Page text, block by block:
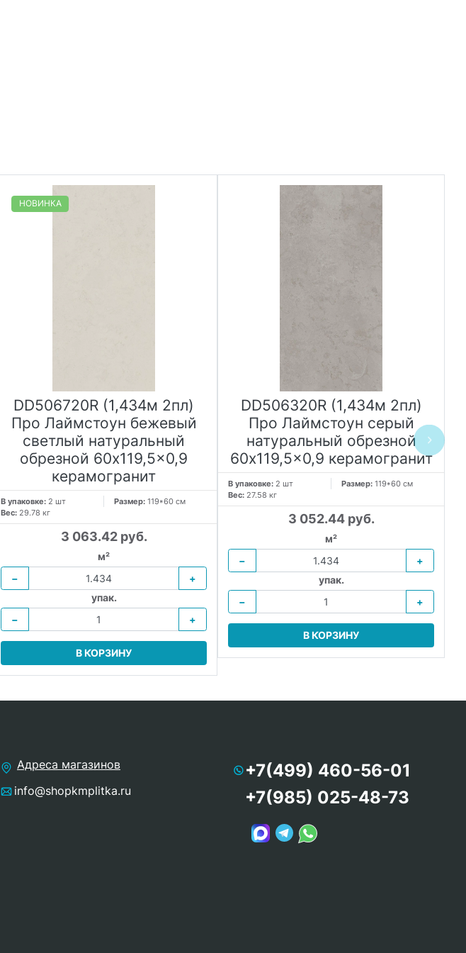
НОВИНКА
DD506720R (1,434м 2пл)
Про Лаймстоун бежевый
светлый натуральный
обрезной 60x119,5x0,9
керамогранит
В упаковке: 2 шт Размер: 119*60 см
Вес: 29.78 кг
3 063.42 руб.
м²
−
+
упак.
−
+
В КОРЗИНУ
DD506320R (1,434м 2пл)
Про Лаймстоун серый
натуральный обрезной
60x119,5x0,9 керамогранит
В упаковке: 2 шт Размер: 119*60 см
Вес: 27.58 кг
3 052.44 руб.
м²
−
+
упак.
−
+
В КОРЗИНУ
Адреса магазинов
info@shopkmplitka.ru
+7(499) 460-56-01
+7(985) 025-48-73